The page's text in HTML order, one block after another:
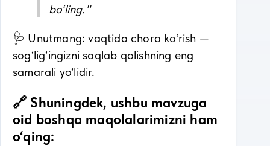
bo‘ling."
🩺 Unutmang: vaqtida chora ko‘rish —
sog‘lig‘ingizni saqlab qolishning eng
samarali yo‘lidir.
🔗 Shuningdek, ushbu mavzuga
oid boshqa maqolalarimizni ham
o‘qing: